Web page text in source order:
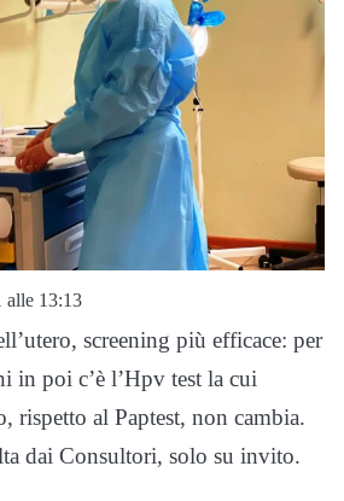
alle 13:13
screening più efficace: per
in poi c’è l’Hpv test la cui
rispetto al Paptest, non cambia.
dai Consultori, solo su invito.